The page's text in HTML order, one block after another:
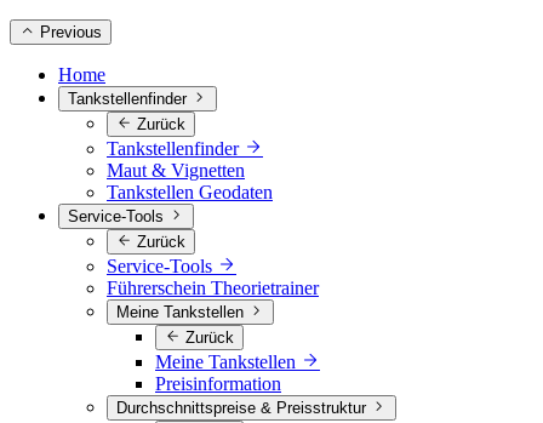
Previous
Home
Tankstellenfinder
Zurück
Tankstellenfinder
Maut & Vignetten
Tankstellen Geodaten
Service-Tools
Zurück
Service-Tools
Führerschein Theorietrainer
Meine Tankstellen
Zurück
Meine Tankstellen
Preisinformation
Durchschnittspreise & Preisstruktur